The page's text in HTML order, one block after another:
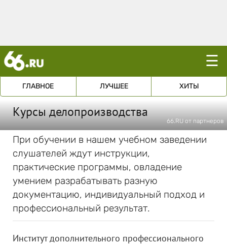
☰
ГЛАВНОЕ ЛУЧШЕЕ ХИТЫ
Курсы делопроизводства
66.RU от партнеров
При обучении в нашем учебном заведении
слушателей ждут инструкции,
практические программы, овладение
умением разрабатывать разную
документацию, индивидуальный подход и
профессиональный результат.
Институт дополнительного профессионального